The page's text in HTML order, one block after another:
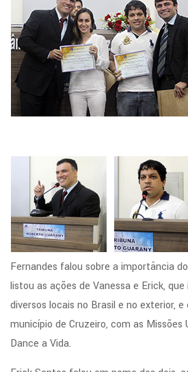
Fernandes falou sobre a importância
listou as ações de Vanessa e Erick,
diversos locais no Brasil e no exterior, e
município de Cruzeiro, com as Missões
Dance a Vida.